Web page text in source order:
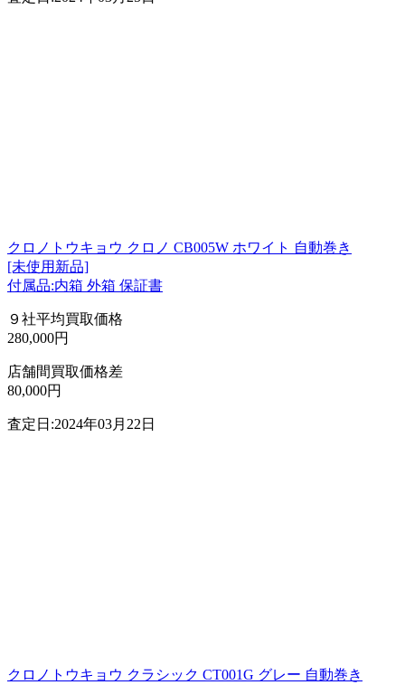
クロノトウキョウ クロノ CB005W ホワイト 自動巻き
[未使用新品]
付属品:内箱 外箱 保証書
９社平均買取価格
280,000円
店舗間買取価格差
80,000円
査定日:2024年03月22日
クロノトウキョウ クラシック CT001G グレー 自動巻き